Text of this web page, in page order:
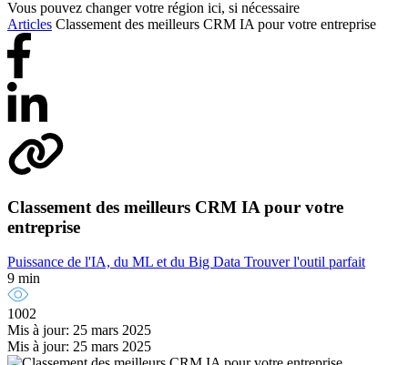
Vous pouvez changer votre région ici, si nécessaire
Articles Classement des meilleurs CRM IA pour votre entreprise
Classement des meilleurs CRM IA pour votre
entreprise
Puissance de l'IA, du ML et du Big Data Trouver l'outil parfait
9 min
1002
Mis à jour: 25 mars 2025
Mis à jour: 25 mars 2025